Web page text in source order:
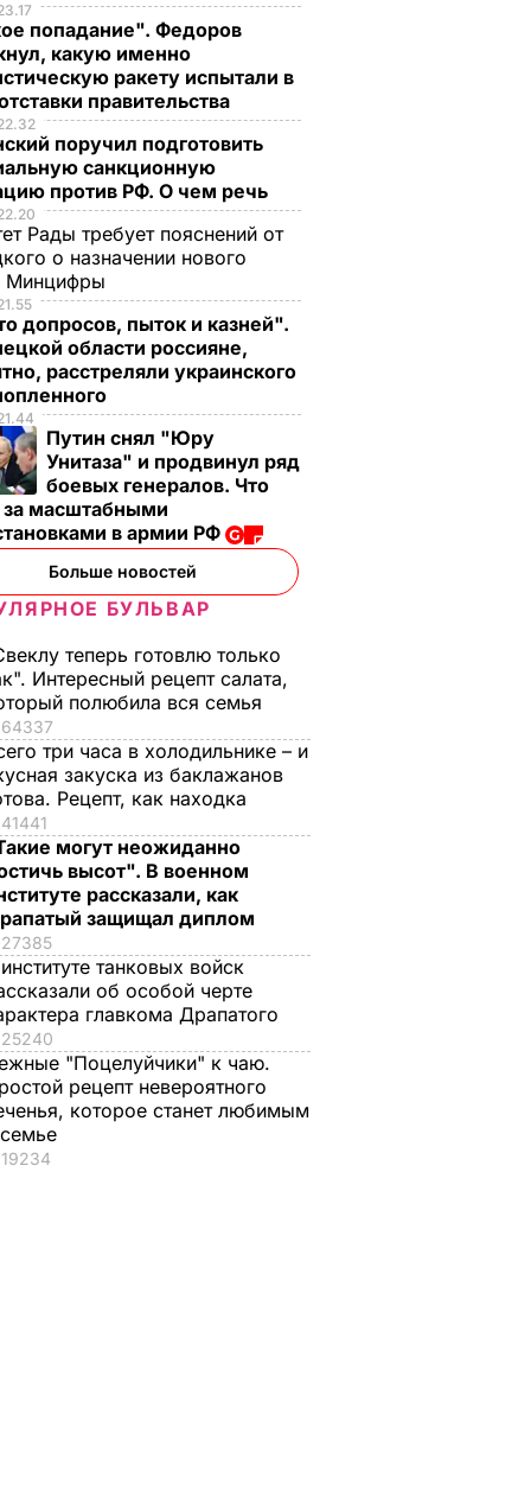
что
попадание". Федоров
какую именно
ракету испытали в
правительства
поручил подготовить
санкционную
против РФ. О чем речь
Рады требует пояснений от
о назначении нового
Минцифры
допросов, пыток и казней".
области россияне,
расстреляли украинского
Путин снял "Юру
Унитаза" и продвинул ряд
боевых генералов. Что
за масштабными
в армии РФ
Больше новостей
БУЛЬВАР
теперь готовлю только
Интересный рецепт салата,
полюбила вся семья
64337
три часа в холодильнике – и
закуска из баклажанов
Рецепт, как находка
41441
могут неожиданно
высот". В военном
рассказали, как
защищал диплом
27385
танковых войск
об особой черте
главкома Драпатого
25240
"Поцелуйчики" к чаю.
рецепт невероятного
которое станет любимым
19234